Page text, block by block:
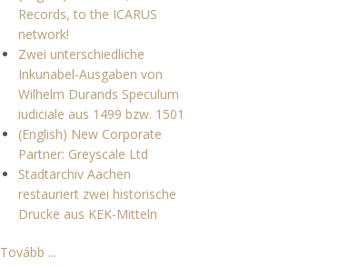
Records, to the ICARUS
network!
Zwei unterschiedliche
Inkunabel-Ausgaben von
Wilhelm Durands Speculum
iudiciale aus 1499 bzw. 1501
(English) New Corporate
Partner: Greyscale Ltd
Stadtarchiv Aachen
restauriert zwei historische
Drucke aus KEK-Mitteln
Tovább ...